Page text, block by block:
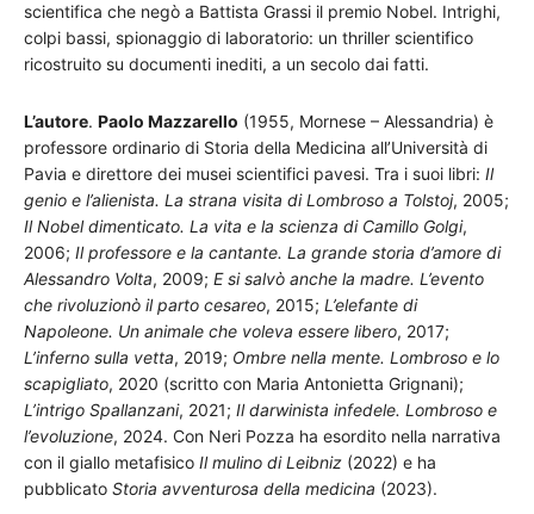
scientifica che negò a Battista Grassi il premio Nobel. Intrighi,
colpi bassi, spionaggio di laboratorio: un thriller scientifico
ricostruito su documenti inediti, a un secolo dai fatti.
L’autore. Paolo Mazzarello (1955, Mornese – Alessandria) è
professore ordinario di Storia della Medicina all’Università di
Pavia e direttore dei musei scientifici pavesi. Tra i suoi libri: Il
genio e l’alienista. La strana visita di Lombroso a Tolstoj, 2005;
Il Nobel dimenticato. La vita e la scienza di Camillo Golgi,
2006; Il professore e la cantante. La grande storia d’amore di
Alessandro Volta, 2009; E si salvò anche la madre. L’evento
che rivoluzionò il parto cesareo, 2015; L’elefante di
Napoleone. Un animale che voleva essere libero, 2017;
L’inferno sulla vetta, 2019; Ombre nella mente. Lombroso e lo
scapigliato, 2020 (scritto con Maria Antonietta Grignani);
L’intrigo Spallanzani, 2021; Il darwinista infedele. Lombroso e
l’evoluzione, 2024. Con Neri Pozza ha esordito nella narrativa
con il giallo metafisico Il mulino di Leibniz (2022) e ha
pubblicato Storia avventurosa della medicina (2023).